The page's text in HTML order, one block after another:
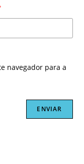
navegador para a